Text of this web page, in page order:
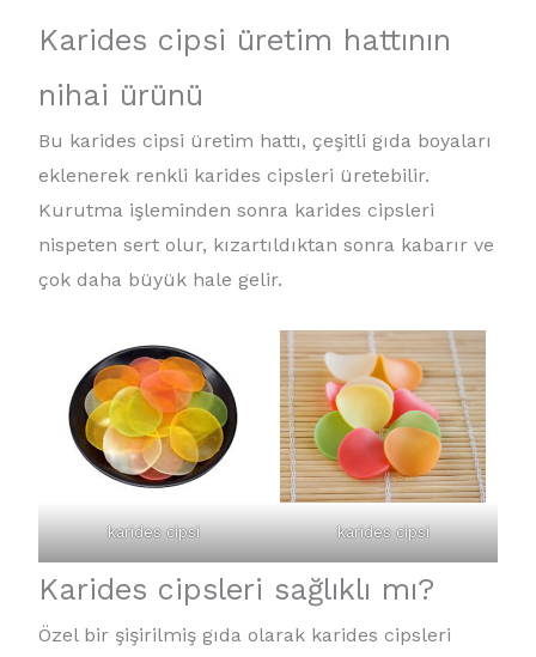
Karides cipsi üretim hattının
nihai ürünü
Bu karides cipsi üretim hattı, çeşitli gıda boyaları
eklenerek renkli karides cipsleri üretebilir.
Kurutma işleminden sonra karides cipsleri
nispeten sert olur, kızartıldıktan sonra kabarır ve
çok daha büyük hale gelir.
karides cipsi karides cipsi
Karides cipsleri sağlıklı mı?
Özel bir şişirilmiş gıda olarak karides cipsleri